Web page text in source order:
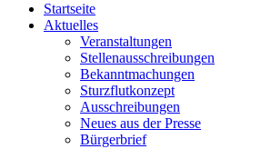
Startseite
Aktuelles
Veranstaltungen
Stellenausschreibungen
Bekanntmachungen
Sturzflutkonzept
Ausschreibungen
Neues aus der Presse
Bürgerbrief